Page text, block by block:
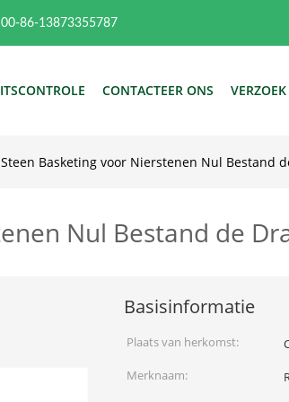
00-86-13873355787
CONTACTEER ONS
Steen Basketing voor Nierstenen Nul Bestand
Nul Bestand de
Basisinformatie
Plaats van herkomst:
Merknaam: